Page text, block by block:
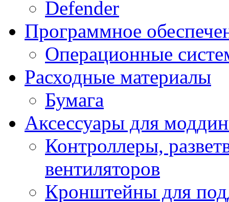
Defender
Программное
Операционные
Расходные материалы
Бумага
Аксессуары для
Контроллеры,
вентиляторов
Кронштейны для